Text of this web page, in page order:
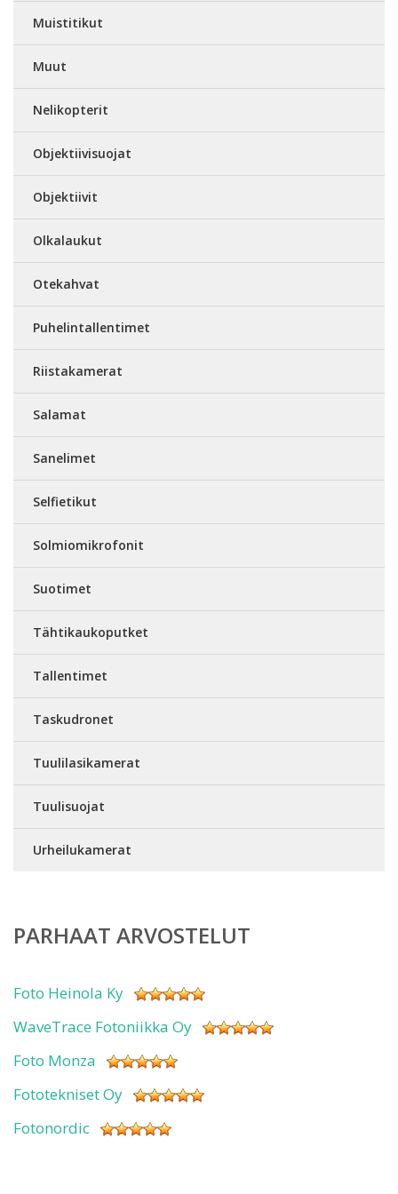
Muistitikut
Muut
Nelikopterit
Objektiivisuojat
Objektiivit
Olkalaukut
Otekahvat
Puhelintallentimet
Riistakamerat
Salamat
Sanelimet
Selfietikut
Solmiomikrofonit
Suotimet
Tähtikaukoputket
Tallentimet
Taskudronet
Tuulilasikamerat
Tuulisuojat
Urheilukamerat
PARHAAT ARVOSTELUT
Foto Heinola Ky
WaveTrace Fotoniikka Oy
Foto Monza
Fototekniset Oy
Fotonordic